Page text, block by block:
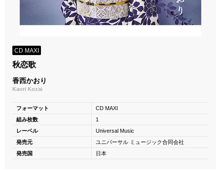
CD MAXI
秋恋歌
香西かおり
Kaori Kozai
フォーマット
CD MAXI
組み枚数
1
レーベル
Universal Music
発売元
ユニバーサル ミュージック合同会社
発売国
日本